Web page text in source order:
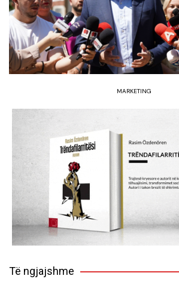
MARKETING
Të ngjajshme